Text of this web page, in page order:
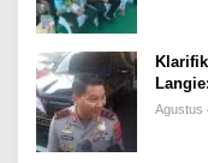
Agustus